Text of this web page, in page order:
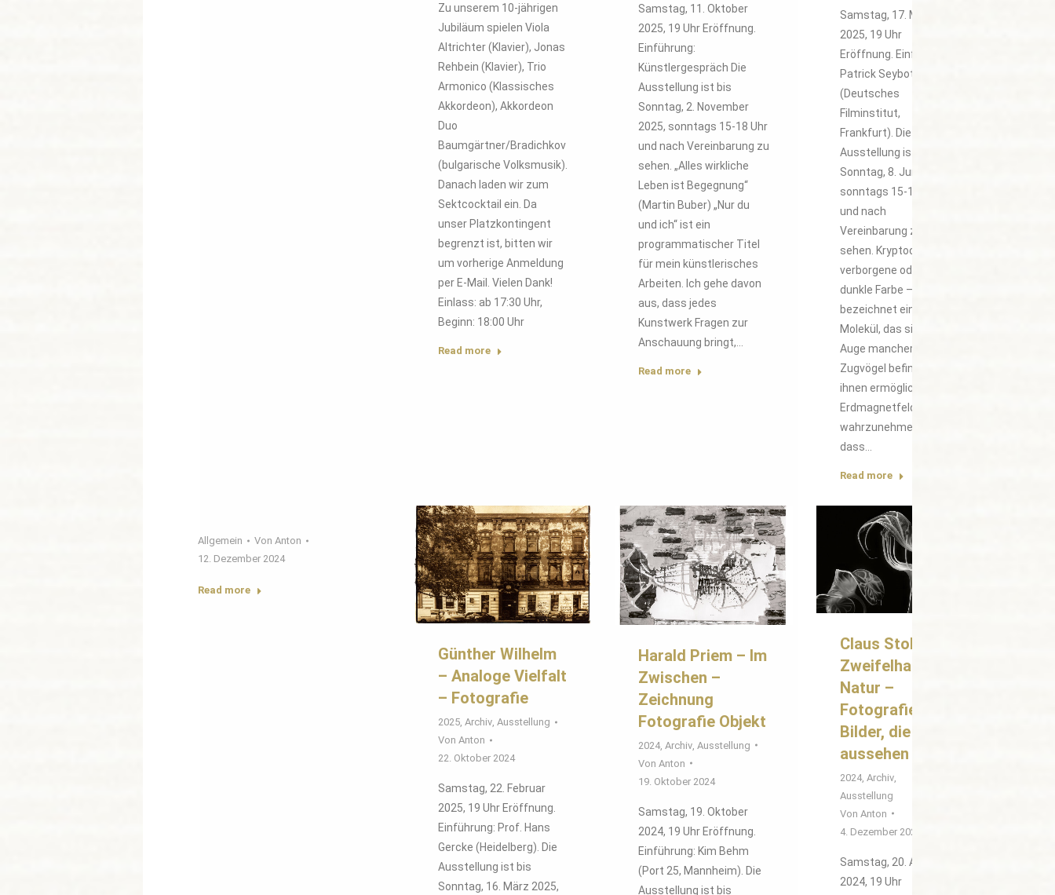
Zu unserem 10-jährigen
Jubiläum spielen Viola
Altrichter (Klavier), Jonas
Rehbein (Klavier), Trio
Armonico (Klassisches
Akkordeon), Akkordeon
Duo
Baumgärtner/Bradichkov
(bulgarische Volksmusik).
Danach laden wir zum
Sektcocktail ein. Da
unser Platzkontingent
begrenzt ist, bitten wir
um vorherige Anmeldung
per E-Mail. Vielen Dank!
Einlass: ab 17:30 Uhr,
Beginn: 18:00 Uhr
Read more
Samstag, 11. Oktober
2025, 19 Uhr Eröffnung.
Einführung:
Künstlergespräch Die
Ausstellung ist bis
Sonntag, 2. November
2025, sonntags 15-18 Uhr
und nach Vereinbarung zu
sehen. „Alles wirkliche
Leben ist Begegnung“
(Martin Buber) „Nur du
und ich“ ist ein
programmatischer Titel
für mein künstlerisches
Arbeiten. Ich gehe davon
aus, dass jedes
Kunstwerk Fragen zur
Anschauung bringt,…
Read more
Samstag, 17. Mai
2025, 19 Uhr
Eröffnung. Einführung:
Patrick Seyboth
(Deutsches
Filminstitut,
Frankfurt). Die
Ausstellung ist bis
Sonntag, 8. Juni 2025,
sonntags 15-18 Uhr
und nach
Vereinbarung zu
sehen. Kryptochrom –
verborgene oder auch
dunkle Farbe –
bezeichnet ein
Molekül, das sich im
Auge mancher
Zugvögel befindet und
ihnen ermöglicht, das
Erdmagnetfeld so
wahrzunehmen,
dass…
Read more
Allgemein Von Anton
12. Dezember 2024
Read more
Günther Wilhelm
– Analoge Vielfalt
– Fotografie
2025, Archiv, Ausstellung
Von Anton
22. Oktober 2024
Samstag, 22. Februar
2025, 19 Uhr Eröffnung.
Einführung: Prof. Hans
Gercke (Heidelberg). Die
Ausstellung ist bis
Sonntag, 16. März 2025,
Harald Priem – Im
Zwischen –
Zeichnung
Fotografie Objekt
2024, Archiv Ausstellung
Von Anton
19. Oktober 2024
Samstag, 19. Oktober
2024, 19 Uhr Eröffnung.
Einführung: Kim Behm
(Port 25, Mannheim). Die
Ausstellung ist bis
Claus Stolz –
Zweifelhafter
Natur –
Fotografie und
Bilder, die so
aussehen
2024, Archiv
Ausstellung
Von Anton
4. Dezember 2023
Samstag, 20. April
2024, 19 Uhr